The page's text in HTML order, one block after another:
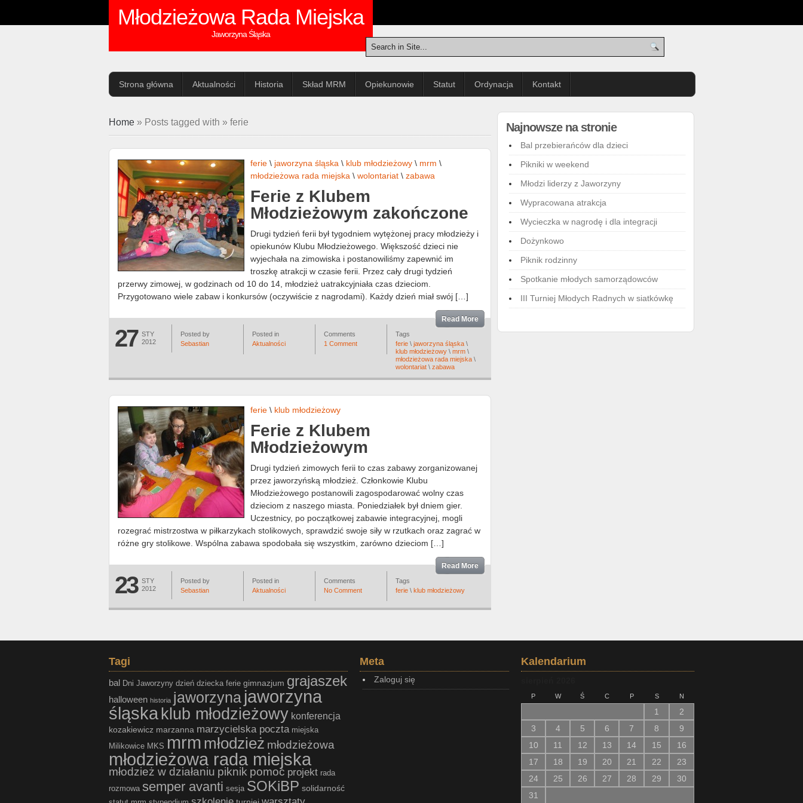
Młodzieżowa Rada Miejska
Jaworzyna Śląska
Strona główna Aktualności Historia Skład MRM Opiekunowie Statut Ordynacja Kontakt
Home » Posts tagged with » ferie
ferie \ jaworzyna śląska \ klub młodzieżowy \ mrm \
młodzieżowa rada miejska \ wolontariat \ zabawa
Ferie z Klubem
Młodzieżowym zakończone
Drugi tydzień ferii był tygodniem wytężonej pracy młodzieży i
opiekunów Klubu Młodzieżowego. Większość dzieci nie
wyjechała na zimowiska i postanowiliśmy zapewnić im
troszkę atrakcji w czasie ferii. Przez cały drugi tydzień
przerwy zimowej, w godzinach od 10 do 14, młodzież uatrakcyjniała czas dzieciom.
Przygotowano wiele zabaw i konkursów (oczywiście z nagrodami). Każdy dzień miał swój […]
27 STY
2012
Posted by
Sebastian
Posted in
Aktualności
Comments
1 Comment
Tags
ferie \ jaworzyna śląska \
klub młodzieżowy \ mrm \
młodzieżowa rada miejska \
wolontariat \ zabawa
Read More
ferie \ klub młodzieżowy
Ferie z Klubem
Młodzieżowym
Drugi tydzień zimowych ferii to czas zabawy zorganizowanej
przez jaworzyńską młodzież. Członkowie Klubu
Młodzieżowego postanowili zagospodarować wolny czas
dzieciom z naszego miasta. Poniedziałek był dniem gier.
Uczestnicy, po początkowej zabawie integracyjnej, mogli
rozegrać mistrzostwa w piłkarzykach stolikowych, sprawdzić swoje siły w rzutkach oraz zagrać w
różne gry stolikowe. Wspólna zabawa spodobała się wszystkim, zarówno dzieciom […]
23 STY
2012
Posted by
Sebastian
Posted in
Aktualności
Comments
No Comment
Tags
ferie \ klub młodzieżowy
Read More
Najnowsze na stronie
Bal przebierańców dla dzieci
Pikniki w weekend
Młodzi liderzy z Jaworzyny
Wypracowana atrakcja
Wycieczka w nagrodę i dla integracji
Dożynkowo
Piknik rodzinny
Spotkanie młodych samorządowców
III Turniej Młodych Radnych w siatkówkę
Tagi
bal Dni Jaworzyny dzień dziecka ferie gimnazjum grajaszek
halloween historia jaworzyna jaworzyna
śląska klub młodzieżowy konferencja
kozakiewicz marzanna marzycielska poczta miejska
Milikowice MKS mrm młodzież młodzieżowa
młodzieżowa rada miejska
młodzież w działaniu piknik pomoc projekt rada
rozmowa semper avanti sesja SOKiBP solidarność
Meta
Zaloguj się
Kalendarium
P W Ś C P S N
1
2
3
4 5 6 7 8
9
10
11 12 13 14 15
16
17
18 19 20 21 22
23
24
25 26 27 28 29
30
31